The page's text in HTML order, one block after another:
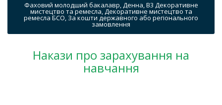
Фаховий молодший бакалавр, Денна, B3 Декоративне
мистецтво та ремесла, Декоративне мистецтво та
ремесла БСО, За кошти державного або регіонального
замовлення
Накази про зарахування на
навчання